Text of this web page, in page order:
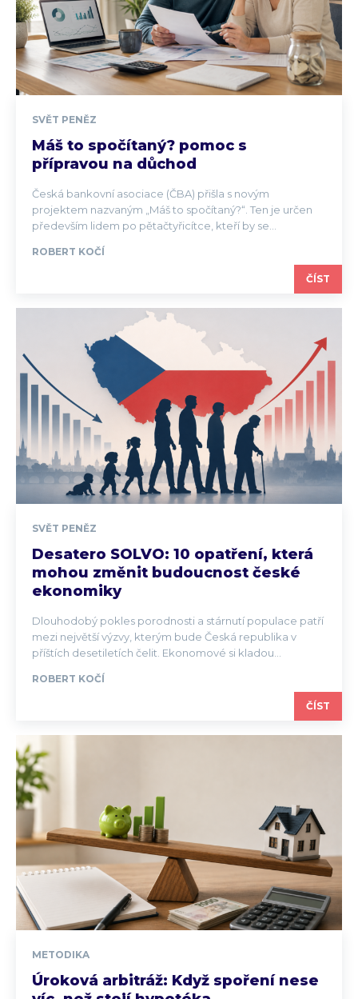
SVĚT PENĚZ
Máš to spočítaný? pomoc s
přípravou na důchod
Česká bankovní asociace (ČBA) přišla s novým
projektem nazvaným „Máš to spočítaný?“. Ten je určen
především lidem po pětačtyřicítce, kteří by se...
ROBERT KOČÍ
ČÍST
SVĚT PENĚZ
Desatero SOLVO: 10 opatření, která
mohou změnit budoucnost české
ekonomiky
Dlouhodobý pokles porodnosti a stárnutí populace patří
mezi největší výzvy, kterým bude Česká republika v
příštích desetiletích čelit. Ekonomové si kladou...
ROBERT KOČÍ
ČÍST
METODIKA
Úroková arbitráž: Když spoření nese